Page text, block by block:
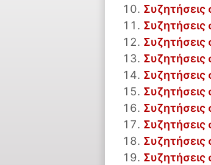
Συζητήσεις
Συζητήσεις
Συζητήσεις
Συζητήσεις